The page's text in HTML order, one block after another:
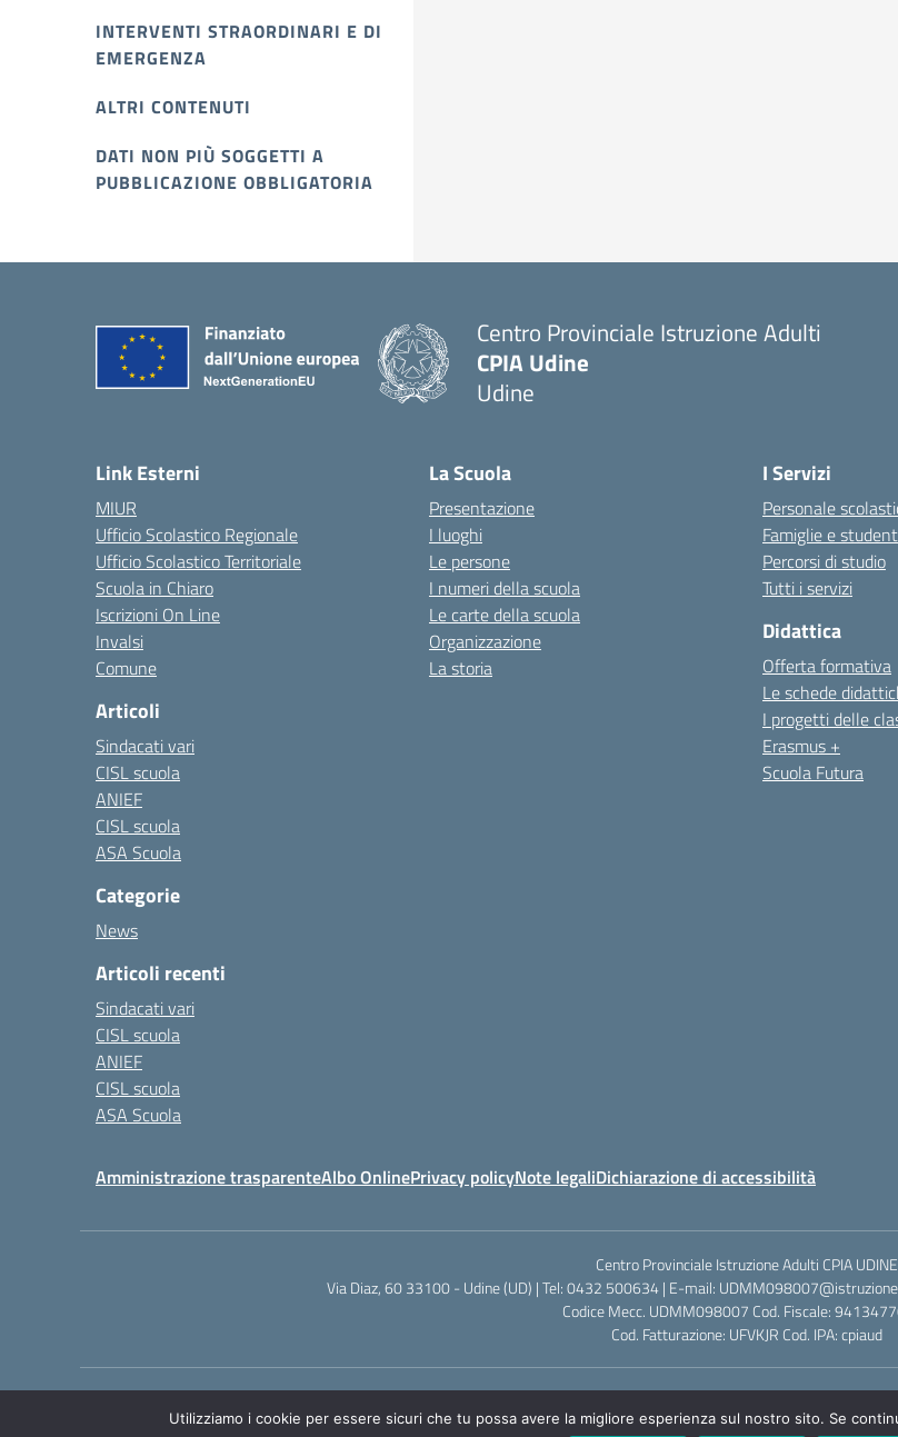
INTERVENTI STRAORDINARI E DI
EMERGENZA
ALTRI CONTENUTI
DATI NON PIÙ SOGGETTI A
PUBBLICAZIONE OBBLIGATORIA
Centro Provinciale Istruzione Adulti
CPIA Udine
Udine
Link Esterni
MIUR
Ufficio Scolastico Regionale
Ufficio Scolastico Territoriale
Scuola in Chiaro
Iscrizioni On Line
Invalsi
Comune
Articoli
Sindacati vari
CISL scuola
ANIEF
CISL scuola
ASA Scuola
Categorie
News
Articoli recenti
Sindacati vari
CISL scuola
ANIEF
CISL scuola
ASA Scuola
La Scuola
Presentazione
I luoghi
Le persone
I numeri della scuola
Le carte della scuola
Organizzazione
La storia
I Servizi
Personale
Famiglie e
Percorsi di studio
Tutti i servizi
Didattica
Offerta formativa
Le schede
I progetti delle
Erasmus +
Scuola Futura
Amministrazione trasparenteAlbo OnlinePrivacy policyNote legaliDichiarazione di accessibilità
Centro Provinciale Istruzione Adulti CPIA UDINE
Via Diaz, 60 33100 - Udine (UD) | Tel: 0432 500634 | E-mail:
Codice Mecc. UDMM098007 Cod. Fiscale:
Cod. Fatturazione: UFVKJR Cod. IPA: cpiaud
Utilizziamo i cookie per essere sicuri che tu possa avere la migliore esperienza sul nostro sito. Se